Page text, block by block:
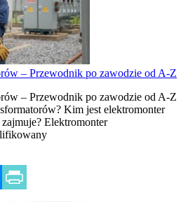
– Przewodnik po zawodzie od A-Z
– Przewodnik po zawodzie od A-Z
Kim jest elektromonter
Elektromonter